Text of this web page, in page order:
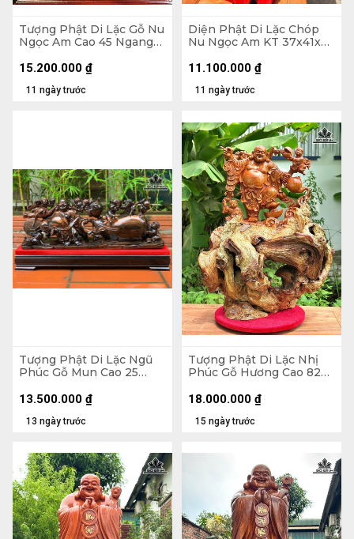
Tượng Phật Di Lặc Gỗ Nu
Ngọc Am Cao 45 Ngang
11 ngày trước
15.200.000 ₫
Diện Phật Di Lặc Chóp
Nu Ngọc Am KT 37x41x7
11 ngày trước
11.100.000 ₫
Tượng Phật Di Lặc Ngũ
Phúc Gỗ Mun Cao 25
13 ngày trước
13.500.000 ₫
Tượng Phật Di Lặc Nhị
Phúc Gỗ Hương Cao 82
15 ngày trước
18.000.000 ₫